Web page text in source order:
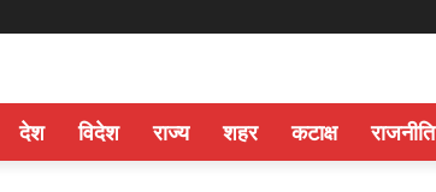
देश विदेश राज्य शहर कटाक्ष राजनीति